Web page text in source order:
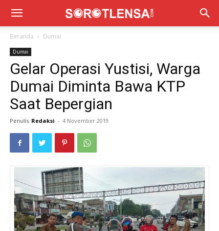
Beranda Dumai
Dumai
Gelar Operasi Yustisi, Warga
Dumai Diminta Bawa KTP
Saat Bepergian
Penulis Redaksi - 4 November 2019